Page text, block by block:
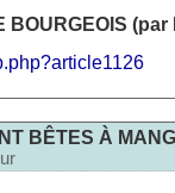
BOURGEOIS
BÊTES À